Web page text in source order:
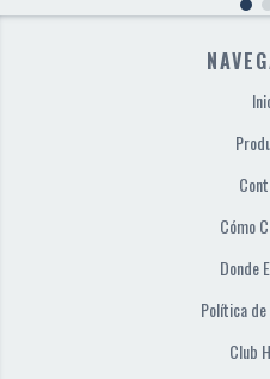
Cómo
Donde
Política de
Club